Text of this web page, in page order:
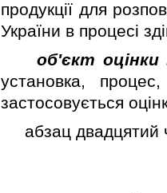
продукцiї для
України в процесi
об'єкт оцiнки
установка,
застосовується
абзац двадцятий